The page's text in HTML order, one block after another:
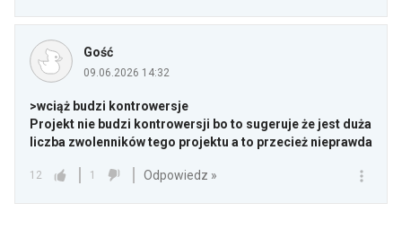
Gość
09.06.2026 14:32
>wciąż budzi kontrowersje
Projekt nie budzi kontrowersji bo to sugeruje że jest duża
liczba zwolenników tego projektu a to przecież nieprawda
12 1 Odpowiedz »